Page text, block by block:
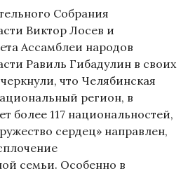
Собрания
Виктор Лосев и
Ассамблеи народов
Равиль Гибадулин в своих
что Челябинская
регион, в
более 117 национальностей,
сердец» направлен,
семьи. Особенно в